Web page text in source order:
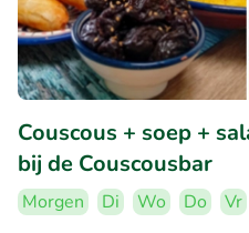
Couscous + soep +
bij de Couscousbar
Morgen Di Wo Do Vr